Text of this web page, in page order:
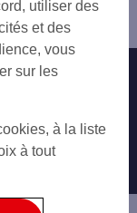
utiliser des
et des
vous
sur les
à la liste
à tout